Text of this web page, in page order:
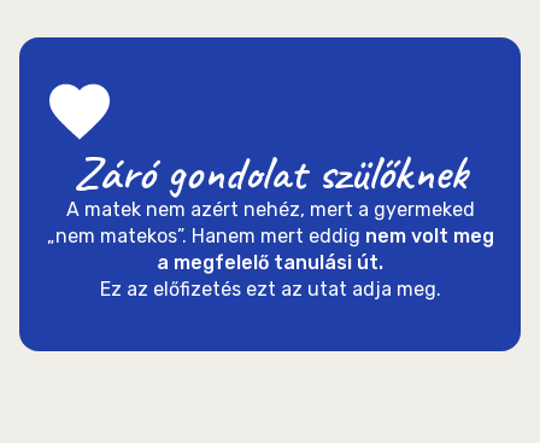
Záró gondolat szülőknek
A matek nem azért nehéz, mert a gyermeked
„nem matekos”. Hanem mert eddig nem volt meg
a megfelelő tanulási út.
Ez az előfizetés ezt az utat adja meg.